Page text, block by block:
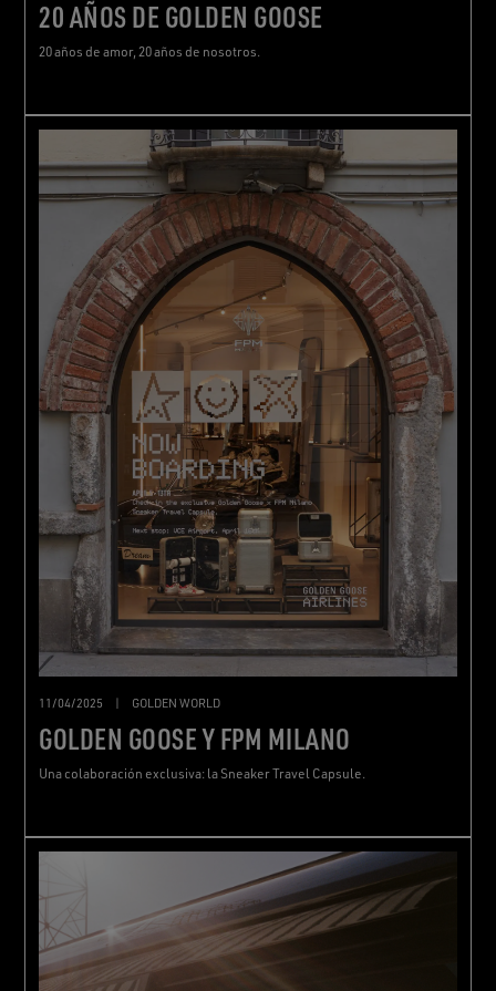
20 AÑOS DE GOLDEN GOOSE
20 años de amor, 20 años de nosotros.
11/04/2025 GOLDEN WORLD
GOLDEN GOOSE Y FPM MILANO
Una colaboración exclusiva: la Sneaker Travel Capsule.